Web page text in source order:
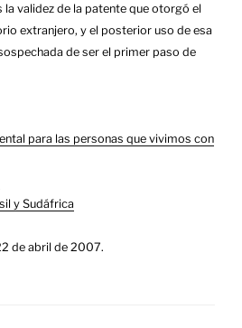
la validez de la patente que otorgó el
extranjero, y el posterior uso de esa
de ser el primer paso de
para las personas que vivimos con
y Sudáfrica
de abril de 2007.